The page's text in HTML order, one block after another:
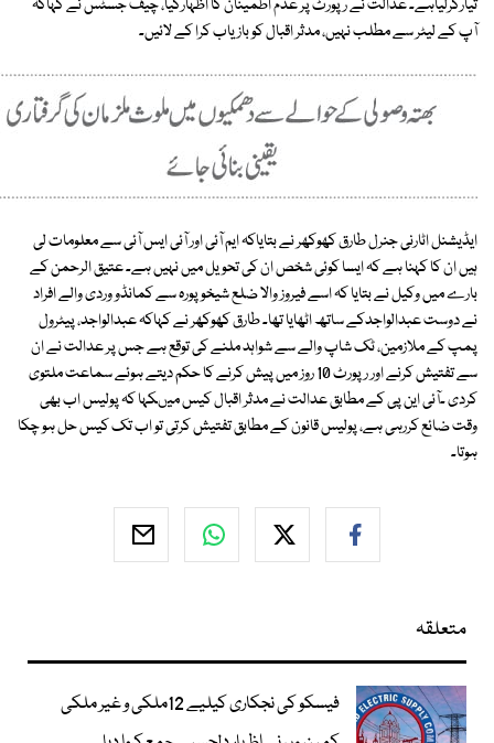
تیارکرلیاہے۔ عدالت نے رپورٹ پر عدم اطمینان کا اظہارکیا، چیف جسٹس نے کہاکہ
آپ کے لیٹر سے مطلب نہیں، مدثر اقبال کو بازیاب کرا کے لائیں۔
ایڈیشنل اٹارنی جنرل طارق کھوکھر نے بتایاکہ ایم آئی اور آئی ایس آئی سے معلومات لی
ہیں ان کا کہنا ہے کہ ایسا کوئی شخص ان کی تحویل میں نہیں ہے۔ عتیق الرحمن کے
بارے میں وکیل نے بتایا کہ اسے فیروز والا ضلع شیخوپورہ سے کمانڈو وردی والے افراد
نے دوست عبدالواجدکے ساتھ اٹھایا تھا۔ طارق کھوکھر نے کہاکہ عبدالواجد، پیٹرول
پمپ کے ملازمین، ٹک شاپ والے سے شواہد ملنے کی توقع ہے جس پر عدالت نے ان
سے تفتیش کرنے اور رپورٹ 10 روز میں پیش کرنے کا حکم دیتے ہوئے سماعت ملتوی
کردی ۔آئی این پی کے مطابق عدالت نے مدثر اقبال کیس میںکہا کہ پولیس اب بھی
وقت ضائع کررہی ہے، پولیس قانون کے مطابق تفتیش کرتی تو اب تک کیس حل ہو چکا
ہوتا۔
متعلقہ
فیسکو کی نجکاری کیلیے 12ملکی و غیر ملکی